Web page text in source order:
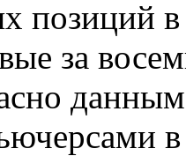
позиций в
за
в